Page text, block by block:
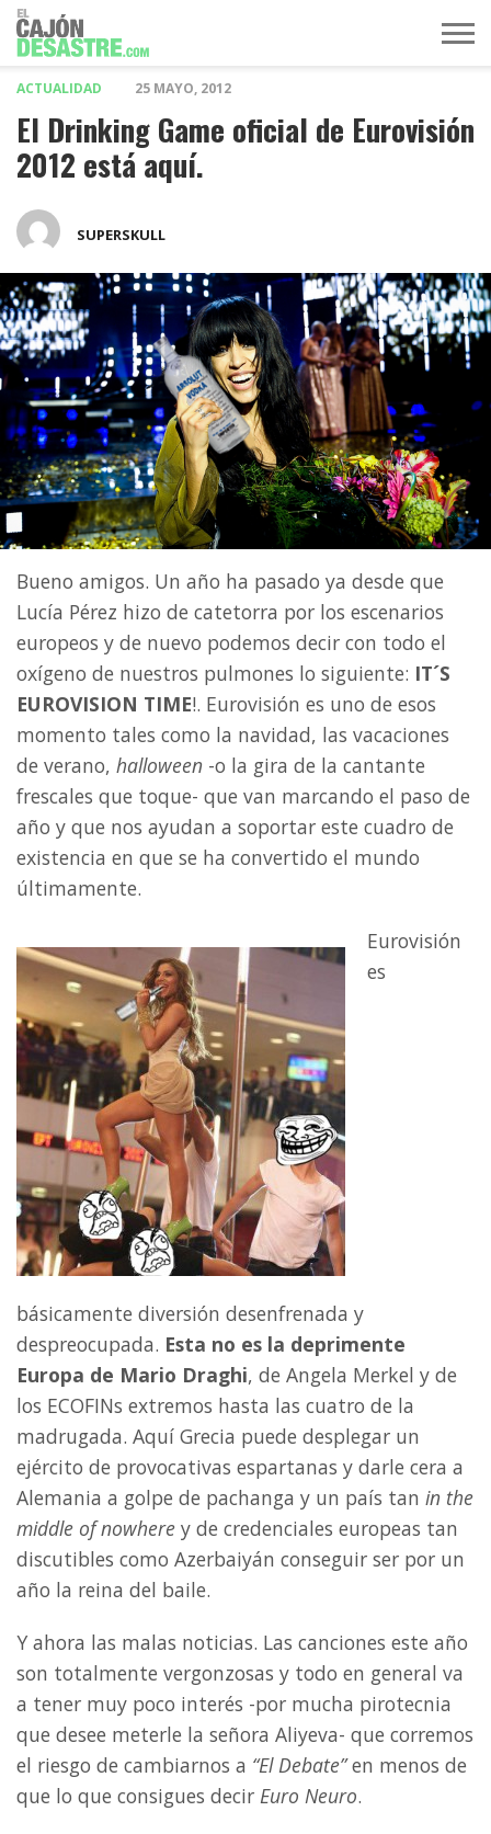
ACTUALIDAD 25 MAYO, 2012
El Drinking Game oficial de Eurovisión
2012 está aquí.
SUPERSKULL
Bueno amigos. Un año ha pasado ya desde que
Lucía Pérez hizo de catetorra por los escenarios
europeos y de nuevo podemos decir con todo el
oxígeno de nuestros pulmones lo siguiente: IT´S
EUROVISION TIME!. Eurovisión es uno de esos
momento tales como la navidad, las vacaciones
de verano, halloween -o la gira de la cantante
frescales que toque- que van marcando el paso de
año y que nos ayudan a soportar este cuadro de
existencia en que se ha convertido el mundo
últimamente.
Eurovisión
es
básicamente diversión desenfrenada y
despreocupada. Esta no es la deprimente
Europa de Mario Draghi, de Angela Merkel y de
los ECOFINs extremos hasta las cuatro de la
madrugada. Aquí Grecia puede desplegar un
ejército de provocativas espartanas y darle cera a
Alemania a golpe de pachanga y un país tan in the
middle of nowhere y de credenciales europeas tan
discutibles como Azerbaiyán conseguir ser por un
año la reina del baile.
Y ahora las malas noticias. Las canciones este año
son totalmente vergonzosas y todo en general va
a tener muy poco interés -por mucha pirotecnia
que desee meterle la señora Aliyeva- que corremos
el riesgo de cambiarnos a “El Debate”en menos de
que lo que consigues decir Euro Neuro.